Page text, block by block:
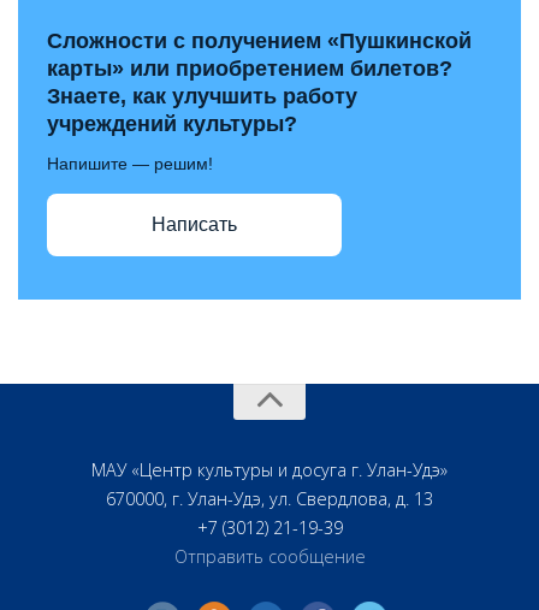
Сложности с получением «Пушкинской
карты» или приобретением билетов?
Знаете, как улучшить работу
учреждений культуры?
Напишите — решим!
Написать
МАУ «Центр культуры и досуга г. Улан-Удэ»
670000, г. Улан-Удэ, ул. Свердлова, д. 13
+7 (3012) 21-19-39
Отправить сообщение